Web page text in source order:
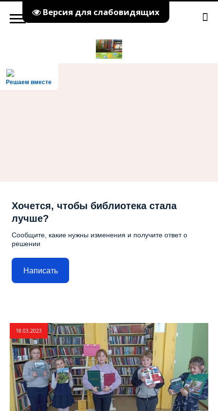
Версия для слабовидящих
Решаем вместе
Хочется, чтобы библиотека стала
лучше?
Сообщите, какие нужны изменения и получите ответ о
решении
Написать
18.03.2023